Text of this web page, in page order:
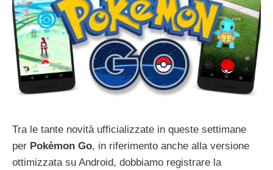
Tra le tante novità ufficializzate in queste settimane
per Pokèmon Go, in riferimento anche alla versione
ottimizzata su Android, dobbiamo registrare la